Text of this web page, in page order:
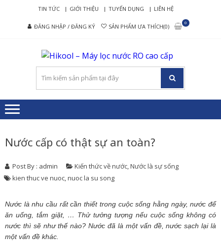
navigation
content
TIN TỨC GIỚI THIỆU TUYỂN DỤNG LIÊN HỆ
ĐĂNG NHẬP / ĐĂNG KÝ SẢN PHẨM ƯA THÍCH(0)
0
RO
Nước cấp có thật sự an toàn?
Post By : admin Kiến thức về nước,Nước là sự sống
kien thuc ve nuoc,nuoc la su song
Nước là nhu cầu rất cần thiết trong cuộc sống hằng ngày, nước để
ăn uống, tắm giặt, … Thử tưởng tượng nếu cuộc sống không có
nước thì sẽ như thế nào? Nước đã là một vấn đề, nước sạch lại là
một vấn đề khác.